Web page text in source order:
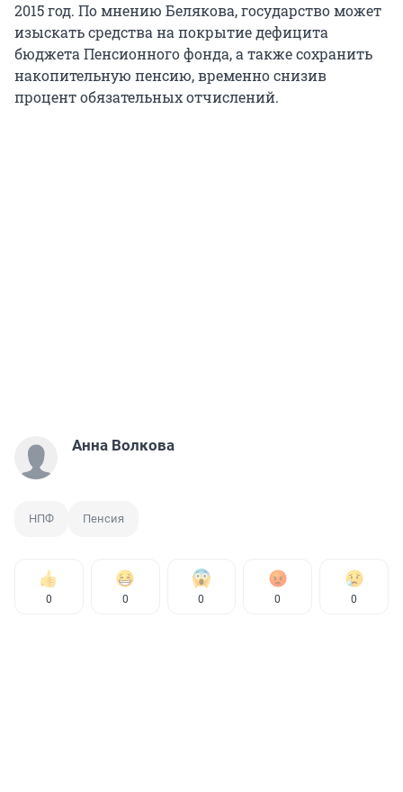
2015 год. По мнению Белякова, государство может
изыскать средства на покрытие дефицита
бюджета Пенсионного фонда, а также сохранить
накопительную пенсию, временно снизив
процент обязательных отчислений.
Анна Волкова
НПФ Пенсия
0 0 0 0 0